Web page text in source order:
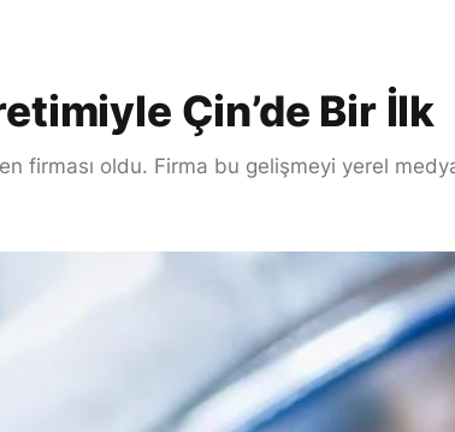
Çin’de Bir İlk
firması oldu. Firma bu gelişmeyi yerel